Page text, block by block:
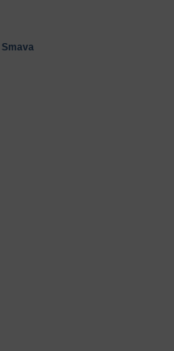
Smava